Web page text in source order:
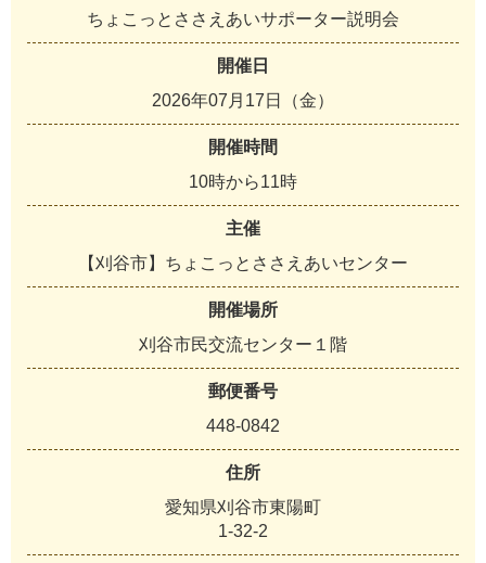
ちょこっとささえあいサポーター説明会
開催日
2026年07月17日（金）
開催時間
10時から11時
主催
【刈谷市】ちょこっとささえあいセンター
開催場所
刈谷市民交流センター１階
郵便番号
448-0842
住所
愛知県刈谷市東陽町
1-32-2